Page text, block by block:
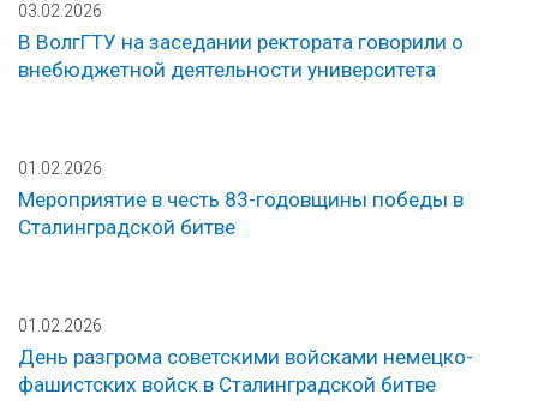
03.02.2026
В ВолгГТУ на заседании ректората говорили о
внебюджетной деятельности университета
01.02.2026
Мероприятие в честь 83-годовщины победы в
Сталинградской битве
01.02.2026
День разгрома советскими войсками немецко-
фашистских войск в Сталинградской битве